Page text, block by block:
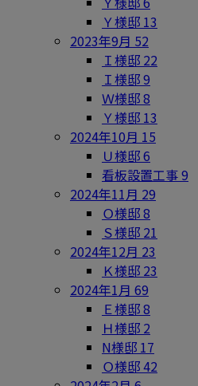
Ｙ様邸 13
2023年9月 52
Ｉ様邸 22
Ｉ様邸9
Ｗ様邸8
Ｙ様邸 13
2024年10月 15
Ｕ様邸6
看板設置工事9
2024年11月 29
Ｏ様邸8
Ｓ様邸 21
2024年12月 23
Ｋ様邸 23
2024年1月 69
Ｅ様邸8
Ｈ様邸 2
N様邸 17
Ｏ様邸42